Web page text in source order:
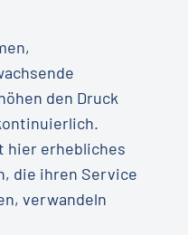
den Druck
hier erhebliches
die ihren Service
verwandeln